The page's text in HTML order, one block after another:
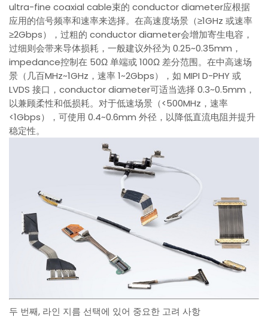
ultra-fine coaxial cable束的 conductor diameter应根据
应用的信号频率和速率来选择。在高速度场景（≥1GHz 或速率
≥2Gbps），过粗的 conductor diameter会增加寄生电容，
过细则会带来导体损耗，一般建议外径为 0.25~0.35mm，
impedance控制在 50Ω 单端或 100Ω 差分范围。在中高速场
景（几百MHz~1GHz，速率 1~2Gbps），如 MIPI D-PHY 或
LVDS 接口，conductor diameter可适当选择 0.3~0.5mm，
以兼顾柔性和低损耗。对于低速场景（<500MHz，速率
<1Gbps），可使用 0.4~0.6mm 外径，以降低直流电阻并提升
稳定性。
두 번째, 라인 지름 선택에 있어 중요한 고려 사항